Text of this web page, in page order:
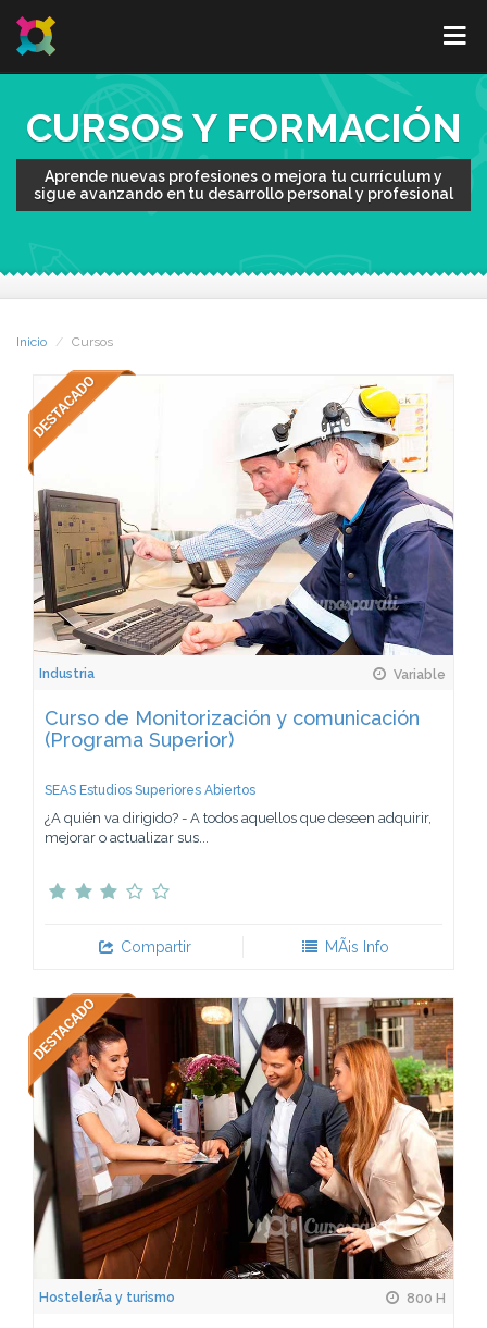
CURSOS Y FORMACIÓN
Aprende nuevas profesiones o mejora tu currículum y
sigue avanzando en tu desarrollo personal y profesional
Inicio Cursos
Industria Variable
Curso de Monitorización y comunicación
(Programa Superior)
SEAS Estudios Superiores Abiertos
¿A quién va dirigido? - A todos aquellos que deseen adquirir,
mejorar o actualizar sus...
Compartir MÃ¡s Info
HostelerÃ­a y turismo 800 H